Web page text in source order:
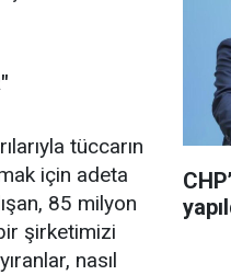
tüccarın
için adeta
85 milyon
şirketimizi
nasıl